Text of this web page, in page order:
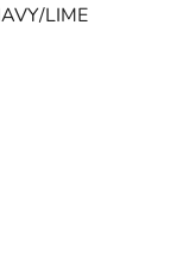
LIME